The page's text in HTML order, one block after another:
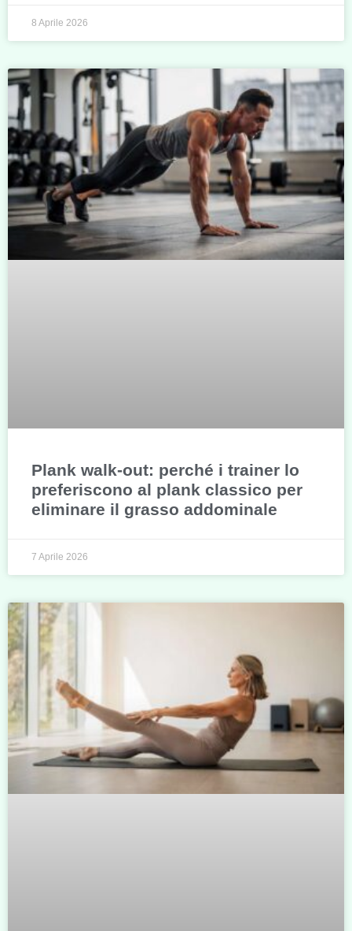
8 Aprile 2026
Plank walk-out: perché i trainer lo
preferiscono al plank classico per
eliminare il grasso addominale
7 Aprile 2026